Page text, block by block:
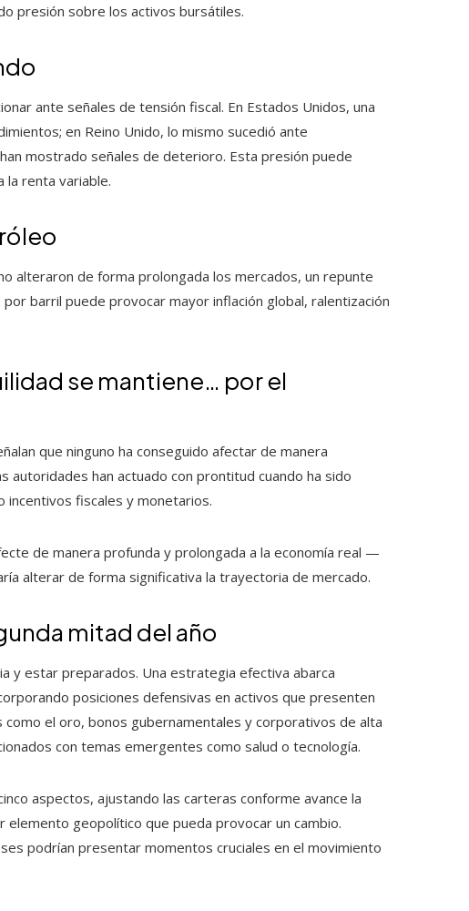
presión sobre los activos bursátiles.
ante señales de tensión fiscal. En Estados Unidos, una
en Reino Unido, lo mismo sucedió ante
mostrado señales de deterioro. Esta presión puede
renta variable.
alteraron de forma prolongada los mercados, un repunte
barril puede provocar mayor inflación global, ralentización
se mantiene… por el
que ninguno ha conseguido afectar de manera
autoridades han actuado con prontitud cuando ha sido
incentivos fiscales y monetarios.
de manera profunda y prolongada a la economía real —
alterar de forma significativa la trayectoria de mercado.
mitad del año
y estar preparados. Una estrategia efectiva abarca
posiciones defensivas en activos que presenten
el oro, bonos gubernamentales y corporativos de alta
con temas emergentes como salud o tecnología.
aspectos, ajustando las carteras conforme avance la
elemento geopolítico que pueda provocar un cambio.
podrían presentar momentos cruciales en el movimiento